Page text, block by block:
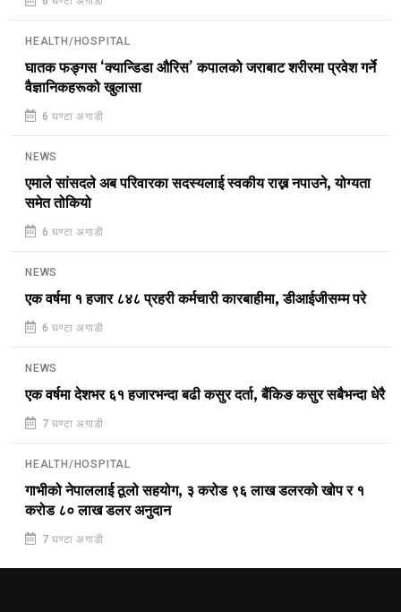
HEALTH/HOSPITAL
घातक फङ्गस ‘क्यान्डिडा औरिस’ कपालको जराबाट शरीरमा प्रवेश गर्ने
वैज्ञानिकहरूको खुलासा
6 घण्टा अगाडी
NEWS
एमाले सांसदले अब परिवारका सदस्यलाई स्वकीय राख्न नपाउने, योग्यता
समेत तोकियो
6 घण्टा अगाडी
NEWS
एक वर्षमा १ हजार ८४८ प्रहरी कर्मचारी कारबाहीमा, डीआईजीसम्म परे
6 घण्टा अगाडी
NEWS
एक वर्षमा देशभर ६१ हजारभन्दा बढी कसुर दर्ता, बैंकिङ कसुर सबैभन्दा धेरै
7 घण्टा अगाडी
HEALTH/HOSPITAL
गाभीको नेपाललाई ठूलो सहयोग, ३ करोड ९६ लाख डलरको खोप र १
करोड ८० लाख डलर अनुदान
7 घण्टा अगाडी